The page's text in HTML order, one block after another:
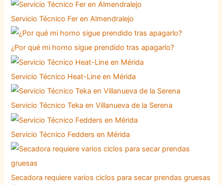
Servicio Técnico Fer en Almendralejo
¿Por qué mi horno sigue prendido tras apagarlo?
Servicio Técnico Heat-Line en Mérida
Servicio Técnico Teka en Villanueva de la Serena
Servicio Técnico Fedders en Mérida
Secadora requiere varios ciclos para secar prendas gruesas